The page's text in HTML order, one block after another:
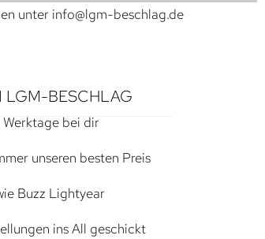
unter info@lgm-beschlag.de
LGM-BESCHLAG
bei dir
unseren besten Preis
Buzz Lightyear
ins All geschickt